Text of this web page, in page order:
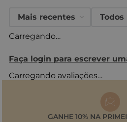
Carregando…
Faça login para escrever
Mais recentes Todos
Carregando avaliações…
GANHE 10% NA